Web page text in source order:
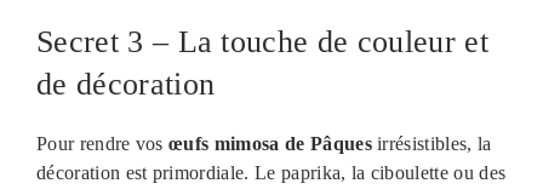
Secret 3 – La touche de couleur et
de décoration
Pour rendre vosœufs mimosa de Pâquesirrésistibles, la
décoration est primordiale. Le paprika, la ciboulette ou des